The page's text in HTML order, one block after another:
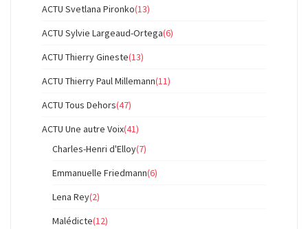
ACTU Svetlana Pironko(13)
ACTU Sylvie Largeaud-Ortega(6)
ACTU Thierry Gineste(13)
ACTU Thierry Paul Millemann(11)
ACTU Tous Dehors(47)
ACTU Une autre Voix(41)
Charles-Henri d'Elloy(7)
Emmanuelle Friedmann(6)
Lena Rey(2)
Malédicte(12)